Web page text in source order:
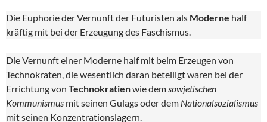
Die Euphorie der Vernunft der Futuristen als Moderne half
kräftig mit bei der Erzeugung des Faschismus.
Die Vernunft einer Moderne half mit beim Erzeugen von
Technokraten, die wesentlich daran beteiligt waren bei der
Errichtung von Technokratienwie demsowjetischen
Kommunismus mit seinen Gulags oder dem Nationalsozialismus
mit seinen Konzentrationslagern.